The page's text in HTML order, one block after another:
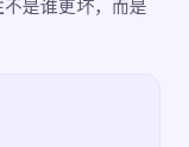
是谁更坏，而是